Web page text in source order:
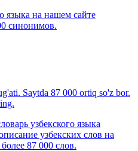
языка на нашем сайте
синонимов.
Saytda 87 000 ortiq so'z bor.
узбекского языка
узбекских слов на
87 000 слов.